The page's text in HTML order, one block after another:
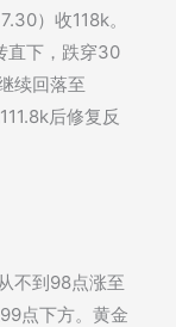
）收118k。
直下，跌穿30
续回落至
后修复反
不到98点涨至
点下方。黄金